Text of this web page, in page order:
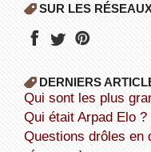
SUR LES
DERNIERS
Qui sont les plus
Qui était Arpad Elo ?
Questions drôles en direct de Facebook (avec les